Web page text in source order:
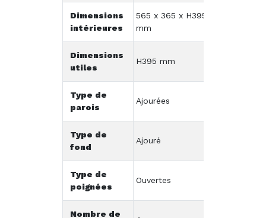
Dimensions
intérieures
565 x 365 x H395
mm
Dimensions
utiles
H395 mm
Type de
parois
Ajourées
Type de
fond
Ajouré
Type de
poignées
Ouvertes
Nombre de